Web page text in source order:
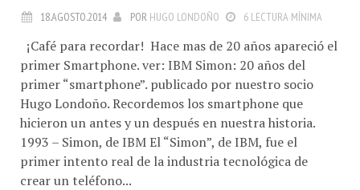
18.AGOSTO.2014 POR HUGO LONDOÑO 6 LECTURA MÍNIMA
¡Café para recordar! Hace mas de 20 años apareció el
primer Smartphone. ver: IBM Simon: 20 años del
primer “smartphone”. publicado por nuestro socio
Hugo Londoño. Recordemos los smartphone que
hicieron un antes y un después en nuestra historia.
1993 – Simon, de IBM El “Simon”, de IBM, fue el
primer intento real de la industria tecnológica de
crear un teléfono...